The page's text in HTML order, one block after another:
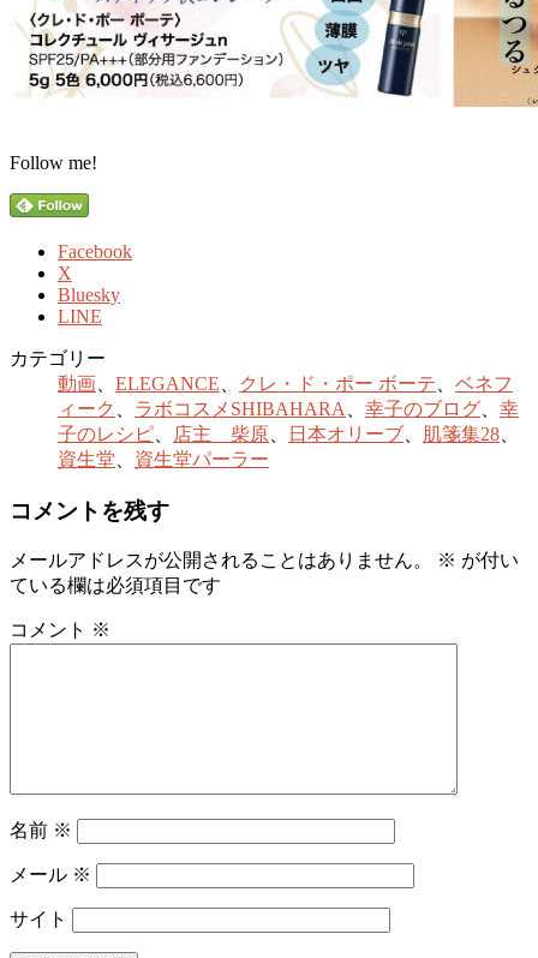
Follow me!
Facebook
X
Bluesky
LINE
カテゴリー
動画
ELEGANCE クレ・ド・ポー ボーテ
ベネフ
ィーク
ラボコスメSHIBAHARA 幸子のブログ
幸
子のレシピ
店主 柴原 日本オリーブ 肌箋集28
資生堂
資生堂パーラー
コメントを残す
メールアドレスが公開されることはありません。 ※ が付い
ている欄は必須項目です
コメント ※
名前 ※
メール ※
サイト